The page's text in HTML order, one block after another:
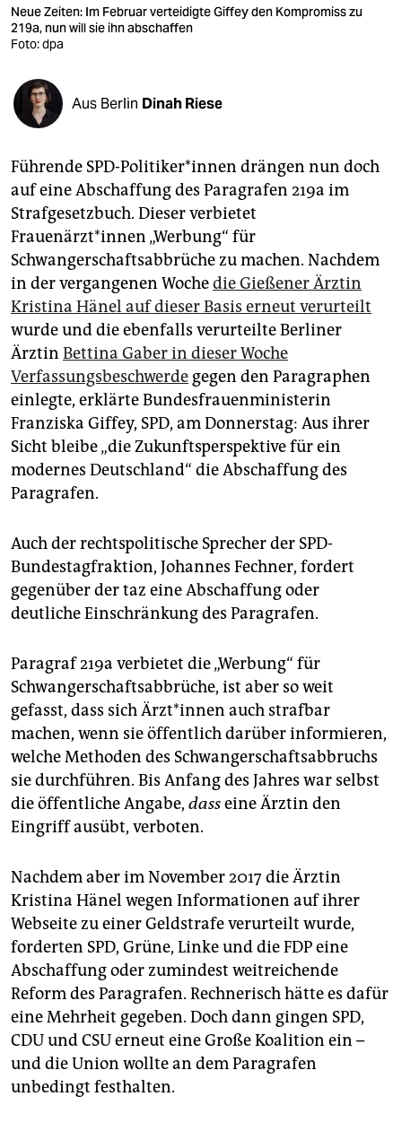
veranstaltungen
shop
fragen & hilfe
unterstützen
genossenschaft
epaper login
Neue Zeiten: Im Februar verteidigte Giffey den Kompromiss zu
219a, nun will sie ihn abschaffen
Foto: dpa
Aus Berlin Dinah Riese
Führende SPD-Politiker*innen drängen nun doch
auf eine Abschaffung des Paragrafen 219a im
Strafgesetzbuch. Dieser verbietet
Frauenärzt*innen „Werbung“ für
Schwangerschaftsabbrüche zu machen. Nachdem
in der vergangenen Wochedie Gießener Ärztin
Kristina Hänel auf dieser Basis erneut verurteilt
wurde und die ebenfalls verurteilte Berliner
Ärztin Bettina Gaber in dieser Woche
Verfassungsbeschwerde gegen den Paragraphen
einlegte, erklärte Bundesfrauenministerin
Franziska Giffey, SPD, am Donnerstag: Aus ihrer
Sicht bleibe „die Zukunftsperspektive für ein
modernes Deutschland“ die Abschaffung des
Paragrafen.
Auch der rechtspolitische Sprecher der SPD-
Bundestagfraktion, Johannes Fechner, fordert
gegenüber der taz eine Abschaffung oder
deutliche Einschränkung des Paragrafen.
Paragraf 219a verbietet die „Werbung“ für
Schwangerschaftsabbrüche, ist aber so weit
gefasst, dass sich Ärzt*innen auch strafbar
machen, wenn sie öffentlich darüber informieren,
welche Methoden des Schwangerschaftsabbruchs
sie durchführen. Bis Anfang des Jahres war selbst
die öffentliche Angabe, dasseine Ärztin den
Eingriff ausübt, verboten.
Nachdem aber im November 2017 die Ärztin
Kristina Hänel wegen Informationen auf ihrer
Webseite zu einer Geldstrafe verurteilt wurde,
forderten SPD, Grüne, Linke und die FDP eine
Abschaffung oder zumindest weitreichende
Reform des Paragrafen. Rechnerisch hätte es dafür
eine Mehrheit gegeben. Doch dann gingen SPD,
CDU und CSU erneut eine Große Koalition ein –
und die Union wollte an dem Paragrafen
unbedingt festhalten.